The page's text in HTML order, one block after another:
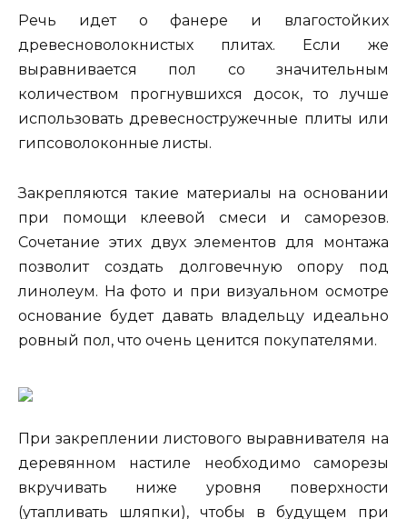
Речь идет о фанере и влагостойких
древесноволокнистых плитах. Если же
выравнивается пол со значительным
количеством прогнувшихся досок, то лучше
использовать древесностружечные плиты или
гипсоволоконные листы.
Закрепляются такие материалы на основании
при помощи клеевой смеси и саморезов.
Сочетание этих двух элементов для монтажа
позволит создать долговечную опору под
линолеум. На фото и при визуальном осмотре
основание будет давать владельцу идеально
ровный пол, что очень ценится покупателями.
При закреплении листового выравнивателя на
деревянном настиле необходимо саморезы
вкручивать ниже уровня поверхности
(утапливать шляпки), чтобы в будущем при